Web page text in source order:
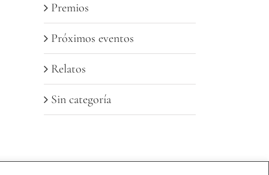
Premios
Próximos eventos
Relatos
Sin categoría